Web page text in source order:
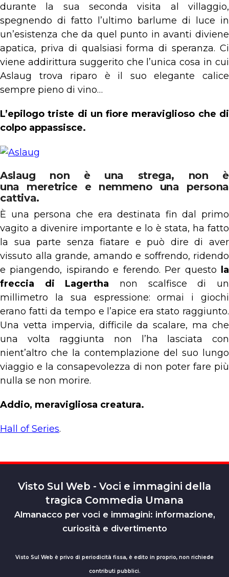
durante la sua seconda visita al villaggio,
spegnendo di fatto l’ultimo barlume di luce in
un’esistenza che da quel punto in avanti diviene
apatica, priva di qualsiasi forma di speranza. Ci
viene addirittura suggerito che l’unica cosa in cui
Aslaug trova riparo è il suo elegante calice
sempre pieno di vino…
L’epilogo triste di un fiore meraviglioso che di
colpo appassisce.
Aslaug non è una strega, non è
una meretrice e nemmeno una persona
cattiva.
È una persona che era destinata fin dal primo
vagito a divenire importante e lo è stata, ha fatto
la sua parte senza fiatare e può dire di aver
vissuto alla grande, amando e soffrendo, ridendo
e piangendo, ispirando e ferendo. Per questo
la
freccia di Lagertha non scalfisce di un
millimetro la sua espressione: ormai i giochi
erano fatti da tempo e l’apice era stato raggiunto.
Una vetta impervia, difficile da scalare, ma che
una volta raggiunta non l’ha lasciata con
nient’altro che la contemplazione del suo lungo
viaggio e la consapevolezza di non poter fare più
nulla se non morire.
Addio, meravigliosa creatura.
Hall of Series.
Visto Sul Web - Voci e immagini della
tragica Commedia Umana
Almanacco per voci e immagini: informazione,
curiosità e divertimento
Visto Sul Web è privo di periodicità fissa, è edito in proprio, non richiede
contributi pubblici.